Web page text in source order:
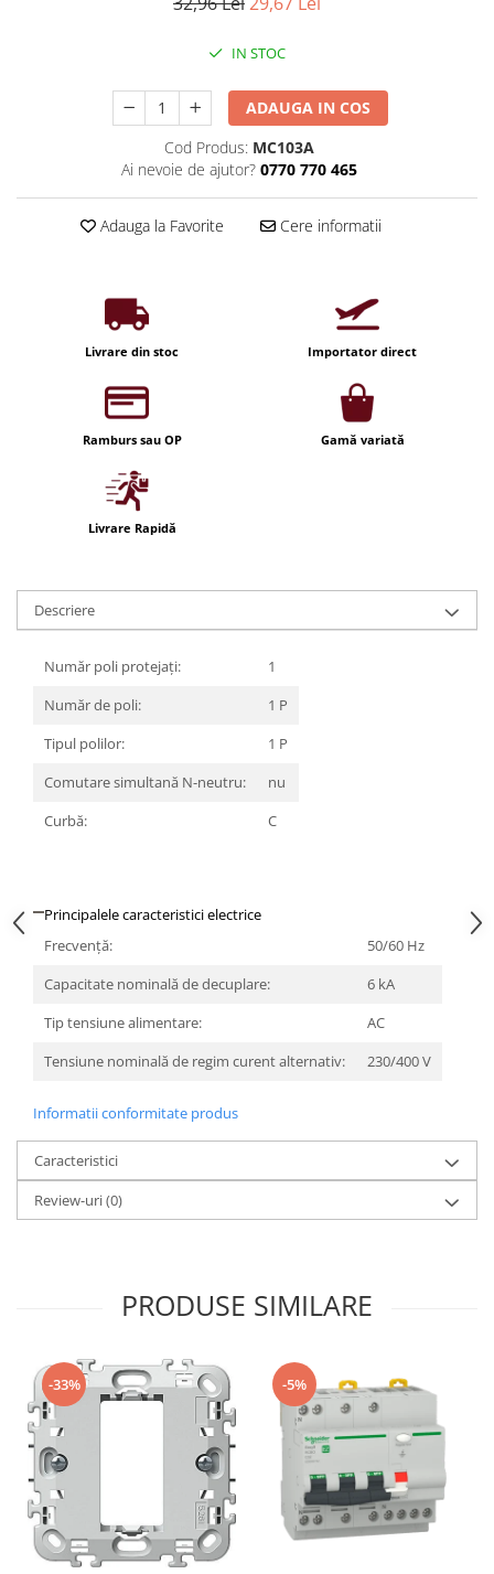
Becuri LED Decor
Profil aluminiu
Tub LED
Becuri LED Smart
Becuri LED cu filament
Corpuri de emergenta
Uncategorized
Aplica LED
Profil banda LED
Iluminat decorativ de Craciun
IN STOC
ADAUGA IN COS
Cod Produs: MC103A
Ai nevoie de ajutor? 0770 770 465
Adauga la Favorite Cere informatii
Livrare din stoc Importator direct
Ramburs sau OP Gamă variată
Livrare Rapidă
Descriere
Număr poli protejați:
1
Număr de poli:
1 P
Tipul polilor:
1 P
Comutare simultană N-neutru:
nu
Curbă:
C
Principalele caracteristici electrice
Frecvenţă:
50/60 Hz
Capacitate nominală de decuplare:
6 kA
Tip tensiune alimentare:
AC
Tensiune nominală de regim curent alternativ:
230/400 V
Informatii conformitate produs
Caracteristici
Review-uri(0)
PRODUSE SIMILARE
-33% -5%